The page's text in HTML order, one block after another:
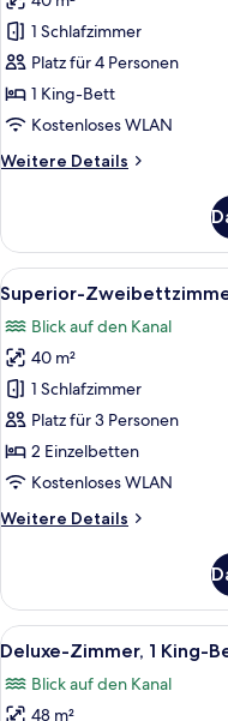
Zimmer,
1 King-
Bett
anzeigen
1 Schlafzimmer
Platz für 4 Personen
1 King-Bett
Kostenloses WLAN
Weitere Details
Weitere
Zimmer,
1 King-
Bett
Alle
Fotos
für
Superior-
Zweibettzimmer,
2 Einzelbetten
anzeigen
12
Superior-
Blick auf den Kanal
40 m²
1 Schlafzimmer
Platz für 3 Personen
2 Einzelbetten
Kostenloses WLAN
Weitere Details
Weitere
Zweibettzimmer,
2 Einzelbetten
Alle
Fotos
für
12
Deluxe-Zimmer, 1 King-
Blick auf den Kanal
48 m²